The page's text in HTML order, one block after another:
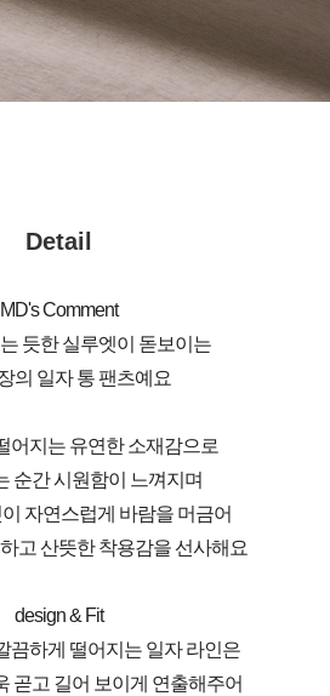
Detail
MD's Comment
듯한 실루엣이 돋보이는
의 일자 통 팬츠예요
어지는 유연한 소재감으로
순간 시원함이 느껴지며
자연스럽게 바람을 머금어
고 산뜻한 착용감을 선사해요
design & Fit
끔하게 떨어지는 일자 라인은
곧고 길어 보이게 연출해주어